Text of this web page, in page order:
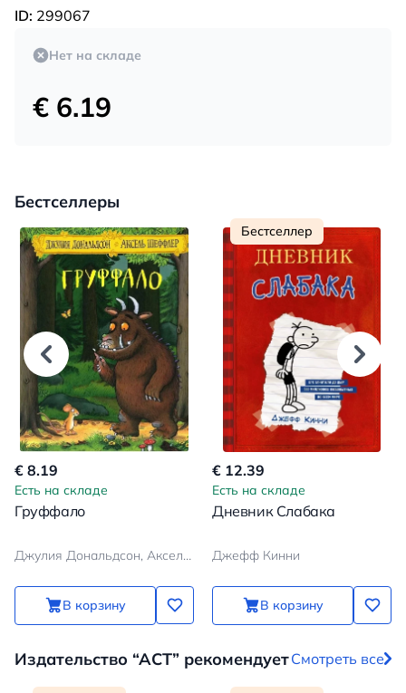
ID: 299067
Нет на складе
€ 6.19
Бестселлеры
€ 8.19
Есть на складе
Груффало
Джулия Дональдсон, Аксель Шеффлер
В корзину
Бестселлер
€ 12.39
Есть на складе
Дневник Слабака
Джефф Кинни
В корзину
Издательство “АСТ” рекомендуетСмотреть все